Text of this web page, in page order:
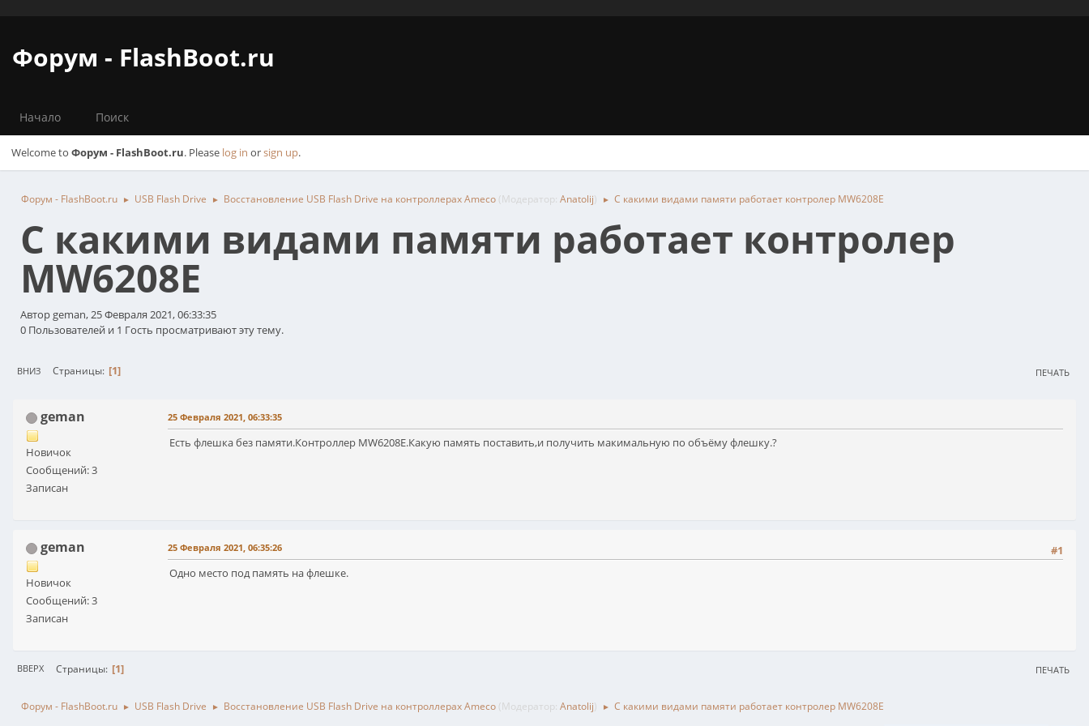
Форум - FlashBoot.ru
Начало Поиск
Welcome to Форум - FlashBoot.ru. Please log in orsign up.
Форум - FlashBoot.ru ► USB Flash Drive ► Восстановление USB Flash Drive на контроллерах Ameco (Модератор: Anatolij) ► С какими видами памяти работает контролер MW6208E
С какими видами памяти работает контролер
MW6208E
Автор geman, 25 Февраля 2021, 06:33:35
0 Пользователей и 1 Гость просматривают эту тему.
ПЕЧАТЬ
ВНИЗ Страницы 1
geman
Новичок
Сообщений: 3
Записан
25 Февраля 2021, 06:33:35
Есть флешка без памяти.Контроллер MW6208E.Какую память поставить,и получить макимальную по объёму флешку.?
geman
Новичок
Сообщений: 3
Записан
#1
25 Февраля 2021, 06:35:26
Одно место под память на флешке.
ПЕЧАТЬ
ВВЕРХ Страницы 1
Форум - FlashBoot.ru ► USB Flash Drive ► Восстановление USB Flash Drive на контроллерах Ameco (Модератор: Anatolij) ► С какими видами памяти работает контролер MW6208E